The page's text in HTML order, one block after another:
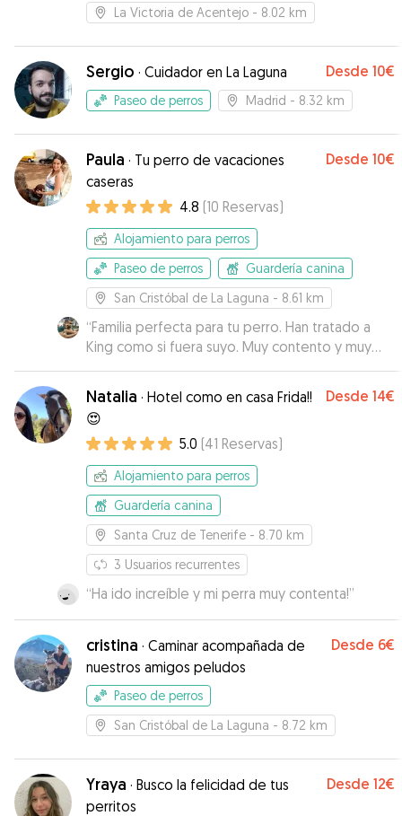
La Victoria de Acentejo - 8.02 km
Sergio · Cuidador en La Laguna Desde 10€
Paseo de perros Madrid - 8.32 km
Paula · Tu perro de vacaciones
caseras
Desde 10€
4.8 (10 Reservas)
Alojamiento para perros
Paseo de perros
Guardería canina
San Cristóbal de La Laguna - 8.61 km
“Familia perfecta para tu perro. Han tratado a
King como si fuera suyo. Muy contento y muy
tranquilo lo he dejado con ellos. Repetiré
seguro.
Natalia · Hotel como en casa Frida!!
😍
Desde 14€
5.0 (41 Reservas)
Alojamiento para perros
Guardería canina
Santa Cruz de Tenerife - 8.70 km
3 Usuarios recurrentes
“Ha ido increíble y mi perra muy contenta!”
cristina · Caminar acompañada de
nuestros amigos peludos
Desde 6€
Paseo de perros
San Cristóbal de La Laguna - 8.72 km
Yraya · Busco la felicidad de tus
perritos
Desde 12€